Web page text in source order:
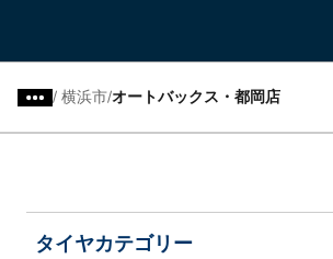
/ 横浜市 オートバックス・都岡店
タイヤカテゴリー